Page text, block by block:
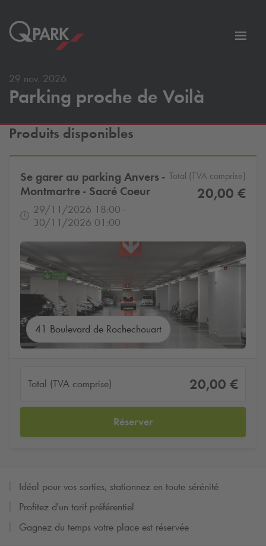
29 nov. 2026
Parking proche de Voilà
Produits disponibles
Se garer au parking Anvers -
Montmartre - Sacré Coeur
29/11/2026 18:00 -
30/11/2026 01:00
Total (TVA comprise)
20,00 €
41 Boulevard de Rochechouart
Total (TVA comprise) 20,00 €
Réserver
Idéal pour vos sorties, stationnez en toute sérénité
Profitez d'un tarif préférentiel
Gagnez du temps votre place est réservée